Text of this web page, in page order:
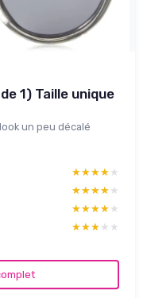
1) Taille unique
un peu décalé
★★★★★
★★★★★
★★★★★
★★★★★
★★★★★
★★★★★
★★★★★
★★★★★